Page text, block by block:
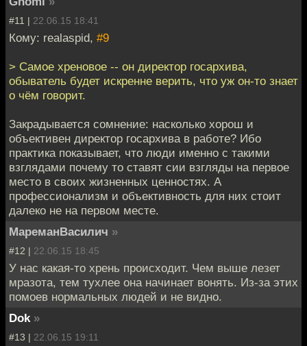
#11 | 22.06.15 18:41
Кому: realaspid, #9
> Самое хреновое -- он директор госархива,
обыватель будет искренне верить, что уж он-то знает
о чём говорит.
Закрадывается сомнение: насколько хорош и
объективен директор госархива в работе? Ибо
практика показывает, что люди именно с такими
взглядами почему то ставят сии взгляды на первое
место в своих жизненных ценностях. А
профессионализм и объективность для них стоит
далеко не на первом месте.
МареманВасилич »
#12 | 22.06.15 18:45
У нас какая-то хрень происходит. Чем выше лезет
мразота, тем тухлее она начинает вонять. Из-за этих
помоев нормальных людей и не видно.
Dok »
#13 | 22.06.15 19:11